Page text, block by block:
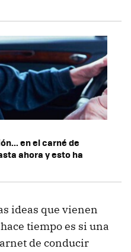
en el carné de
ahora y esto ha
ideas que vienen
tiempo es si una
de conducir